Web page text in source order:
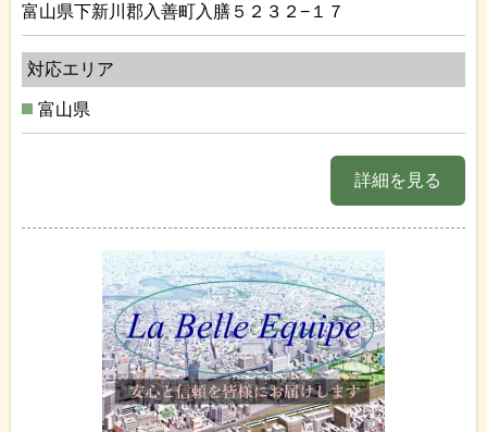
富山県下新川郡入善町入膳５２３２−１７
対応エリア
富山県
詳細を見る